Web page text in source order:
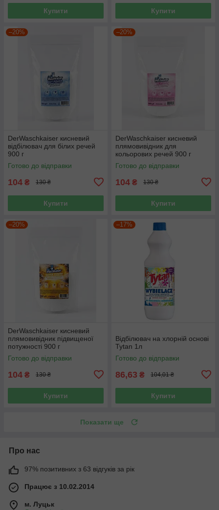
Купити Купити
–20%
DerWaschkaiser кисневий
відбілювач для білих речей
900 г
Готово до відправки
104 ₴ 130 ₴
Купити
–20%
DerWaschkaiser кисневий
плямовивідник для
кольорових речей 900 г
Готово до відправки
104 ₴ 130 ₴
Купити
–20%
DerWaschkaiser кисневий
плямовивідник підвищеної
потужності 900 г
Готово до відправки
104 ₴ 130 ₴
Купити
–17%
Відбілювач на хлорній основі
Tytan 1л
Готово до відправки
86,63 ₴ 104,01 ₴
Купити
Показати ще
Про нас
97% позитивних з 63 відгуків за рік
Працює з 10.02.2014
м. Луцьк